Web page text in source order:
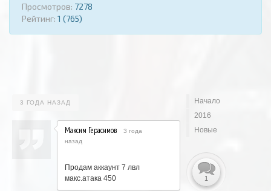
Просмотров: 7278
Рейтинг: 1 (765)
Начало
2016
Новые
1
3 ГОДА НАЗАД
Максим Герасимов
3 года
назад
Продам аккаунт 7 лвл
макс.атака 450